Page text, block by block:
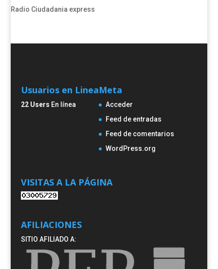
Radio Ciudadania express
Usuarios en Linea
22 Users En línea
Meta
Acceder
Feed de entradas
Feed de comentarios
WordPress.org
VISITAS A LA PÁGINA
AFILIACIONES
SITIO AFILIADO A: